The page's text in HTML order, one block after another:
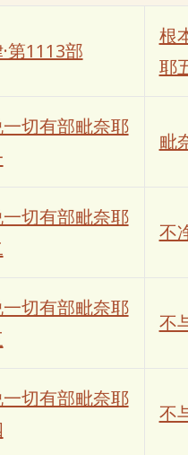
第1113部
根
耶
切有部毗奈耶
毗
切有部毗奈耶
不
切有部毗奈耶
不
切有部毗奈耶
不